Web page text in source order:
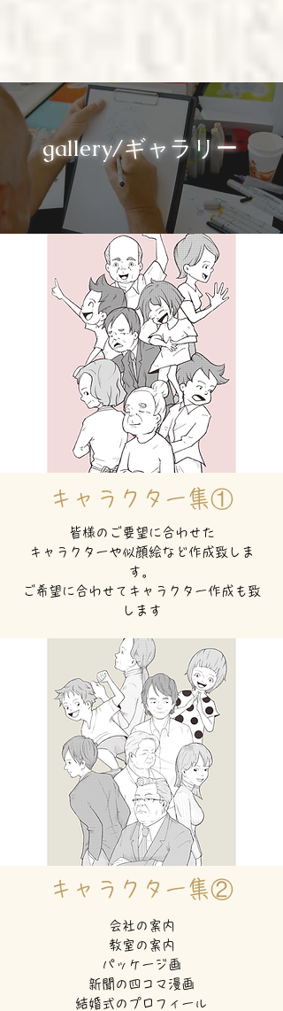
gallery/ギャラリー
キャラクター集①
皆様のご要望に合わせた
​キャラクターや似顔絵など作成致しま
す。
​ご希望に合わせてキャラクター作成も致
します
キャラクター集②
会社の案内
教室の案内
パッケージ画
新聞の四コマ漫画
結婚式のプロフィール